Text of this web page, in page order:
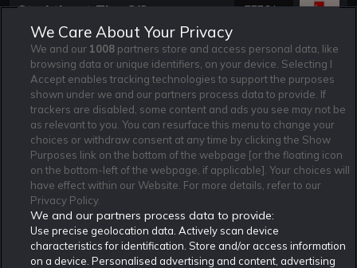
Stryktipset Tips 8/8 7776 kr
RoK_Bjornen 16:00 8 Aug
Topptipset Tips 8/8 216 kr
Leboff 16:10 8 Aug
V85 Tips Östersund 8/8 1350 kr
RoK_Bjornen 15:00 9 Aug
We Care About Your Privacy
We and our 1008 partners store and access personal data, like
browsing data or unique identifiers, on your device. Selecting I
Accept enables tracking technologies to support the purposes
shown under we and our partners process data to provide. If
trackers are disabled, some content and ads you see may not be
as relevant to you. You can resurface this menu to change your
choices or withdraw consent at any time by clicking the Show
Purposes link on the bottom of the webpage [or the floating icon
on the bottom-left of the webpage, if applicable]. Your choices will
have effect within our Website. For more details, refer to our
Privacy Policy.
We and our partners process data to provide:
Use precise geolocation data. Actively scan device
characteristics for identification. Store and/or access information
on a device. Personalised advertising and content, advertising